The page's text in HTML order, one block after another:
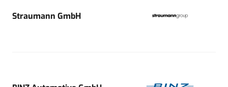
Straumann GmbH